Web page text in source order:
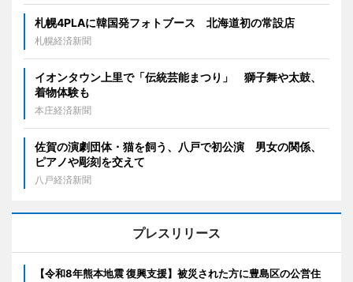
札幌4PLAに韓国発フォトブース 北海道初の常設店
札幌経済新聞
イオンタウン上里で「伝統芸能まつり」 獅子舞や太鼓、
着物体験も
本庄経済新聞
佐賀の演劇団体・猫を飼う、八戸で初公演 男女の関係、
ピアノや彫刻を交えて
八戸経済新聞
プレスリリース
【令和8年熊本地震 復興支援】被災された方に豊島区の公営住